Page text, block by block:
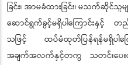
ခြင်း၊ အာမခံထားခြင်း၊ မသက်ဆိုင်
ဆောင်ရွက်ခွင့်မရှိပါကြောင်းနှင့် တည်
သဖြင့် ထပ်မံထုတ်ပြန်ရန်မရှိပ
အချက်အလက်နှင့်တကွ သတင်းပေးတိုင်